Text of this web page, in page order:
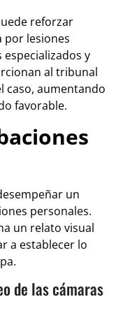
reforzar
por lesiones
y
al tribunal
caso, aumentando
favorable.
un
personales.
un relato visual
a establecer lo
de las cámaras